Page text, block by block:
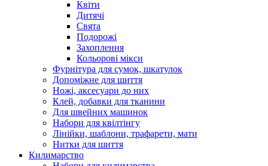
Квіти
Дитячі
Свята
Подорожі
Захоплення
Кольорові мікси
Фурнітура для сумок, шкатулок
Допоміжне для шиття
Ножі, аксесуари до них
Клей, добавки для тканини
Для швейних машинок
Набори для квілтінгу
Лінійки, шаблони, трафарети, мати
Нитки для шиття
Килимарство